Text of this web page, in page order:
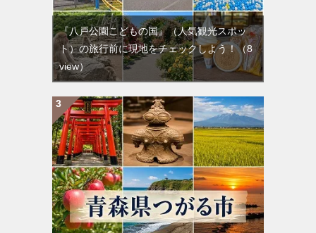
『八戸公園こどもの国』（人気観光スポッ
ト）の旅行前に現地をチェックしよう！（8
view）